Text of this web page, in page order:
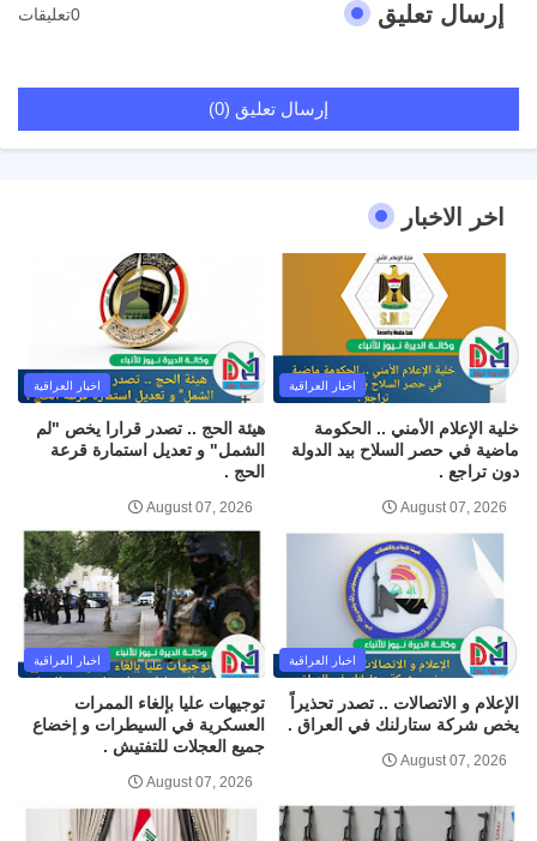
إرسال تعليق 0تعليقات
إرسال تعليق (0)
اخر الاخبار
اخبار العراقية
خلية الإعلام الأمني .. الحكومة
ماضية في حصر السلاح بيد الدولة
دون تراجع .
August 07, 2026
اخبار العراقية
هيئة الحج .. تصدر قرارا يخص "لم
الشمل" و تعديل استمارة قرعة
الحج .
August 07, 2026
اخبار العراقية
الإعلام و الاتصالات .. تصدر تحذيراً
يخص شركة ستارلنك في العراق .
August 07, 2026
اخبار العراقية
توجيهات عليا بإلغاء الممرات
العسكرية في السيطرات و إخضاع
جميع العجلات للتفتيش .
August 07, 2026